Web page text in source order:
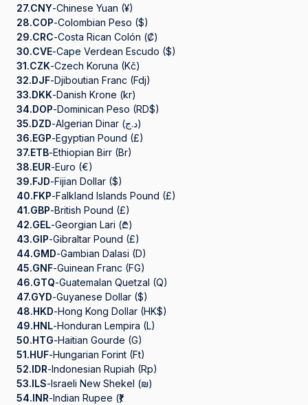
27.CNY-Chinese Yuan (¥)
28.COP-Colombian Peso ($)
29.CRC-Costa Rican Colón (₡)
30.CVE-Cape Verdean Escudo ($)
31.CZK-Czech Koruna (Kč)
32.DJF-Djiboutian Franc (Fdj)
33.DKK-Danish Krone (kr)
34.DOP-Dominican Peso (RD$)
35.DZD-
Algerian Dinar (د.ج)
36.EGP-Egyptian Pound (£)
37.ETB-Ethiopian Birr (Br)
38.EUR-Euro (€)
39.FJD-Fijian Dollar ($)
40.FKP-Falkland Islands Pound (£)
41.GBP-British Pound (£)
42.GEL-Georgian Lari (₾)
43.GIP-Gibraltar Pound (£)
44.GMD-Gambian Dalasi (D)
45.GNF-Guinean Franc (FG)
46.GTQ-Guatemalan Quetzal (Q)
47.GYD-Guyanese Dollar ($)
48.HKD-Hong Kong Dollar (HK$)
49.HNL-Honduran Lempira (L)
50.HTG-Haitian Gourde (G)
51.HUF-Hungarian Forint (Ft)
52.IDR-Indonesian Rupiah (Rp)
53.ILS-Israeli New Shekel (₪)
54.INR-Indian Rupee (₹)